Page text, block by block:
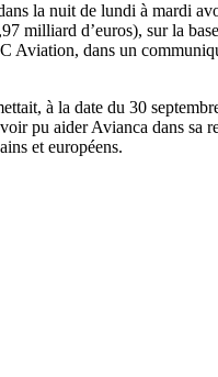
la nuit de lundi à mardi
milliard d’euros), sur la
dans un
à la date du 30
pu aider Avianca dans sa
et européens.